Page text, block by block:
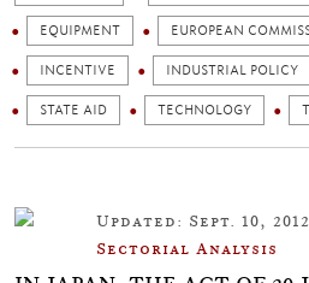
EQUIPMENT EUROPEAN
INCENTIVE INDUSTRIAL POLICY
STATE AID TECHNOLOGY
Updated: Sept. 10,
Sectorial Analysis